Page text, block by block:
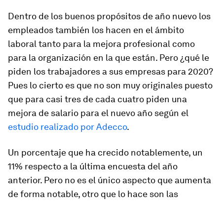
Dentro de los buenos propósitos de año nuevo los
empleados también los hacen en el ámbito
laboral tanto para la mejora profesional como
para la organización en la que están. Pero ¿qué le
piden los trabajadores a sus empresas para 2020?
Pues lo cierto es que no son muy originales puesto
que para casi tres de cada cuatro piden una
mejora de salario para el nuevo año según el
estudio realizado por Adecco.
Un porcentaje que ha crecido notablemente, un
11% respecto a la última encuesta del año
anterior. Pero no es el único aspecto que aumenta
de forma notable, otro que lo hace son las